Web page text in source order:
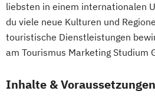
liebsten in einem internationalen
du viele neue Kulturen und
touristische Dienstleistungen
am Tourismus Marketing Studium
Inhalte & Voraussetzungen